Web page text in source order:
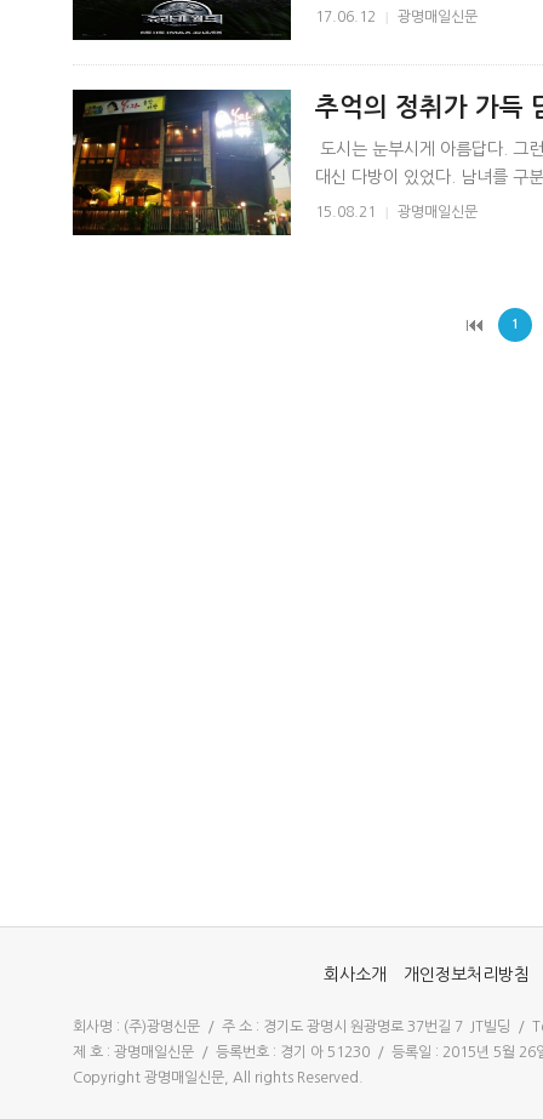
기록했다. 개봉 2주차 평일에
17.06.12 | 광명매일신문
추억의 정취가 가득
도시는 눈부시게 아름답다. 그
대신 다방이 있었다. 남녀를 구
작거리는 남녀, 똘망똘망한 눈
15.08.21 | 광명매일신문
1
회사소개 개인정보처리방침
회사명 : (주)광명신문 / 주 소 : 경기도 광명시 원광명로 37번길 7 JT빌딩
제 호 : 광명매일신문 / 등록번호 : 경기 아 51230 / 등록일 : 2015년 5월
Copyright 광명매일신문, All rights Reserved.